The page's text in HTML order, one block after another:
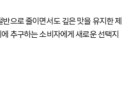
으로 줄이면서도 깊은 맛을 유지한 제
추구하는 소비자에게 새로운 선택지